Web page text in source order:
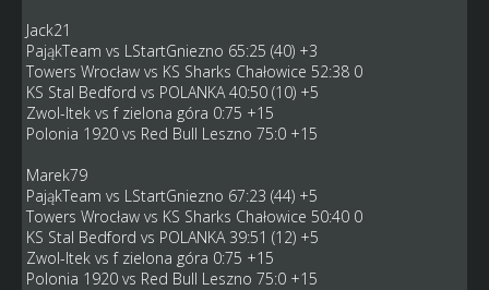
Jack21
PająkTeam vs LStartGniezno 65:25 (40) +3
Towers Wrocław vs KS Sharks Chałowice 52:38 0
KS Stal Bedford vs POLANKA 40:50 (10) +5
Zwol-Itek vs f zielona góra 0:75 +15
Polonia 1920 vs Red Bull Leszno 75:0 +15
Marek79
PająkTeam vs LStartGniezno 67:23 (44) +5
Towers Wrocław vs KS Sharks Chałowice 50:40 0
KS Stal Bedford vs POLANKA 39:51 (12) +5
Zwol-Itek vs f zielona góra 0:75 +15
Polonia 1920 vs Red Bull Leszno 75:0 +15